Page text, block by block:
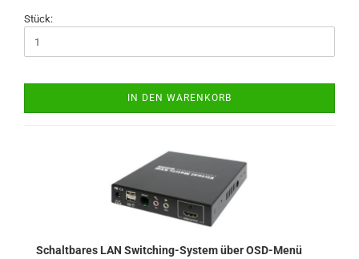
Stück:
IN DEN WARENKORB
Schaltbares LAN Switching-System über OSD-Menü